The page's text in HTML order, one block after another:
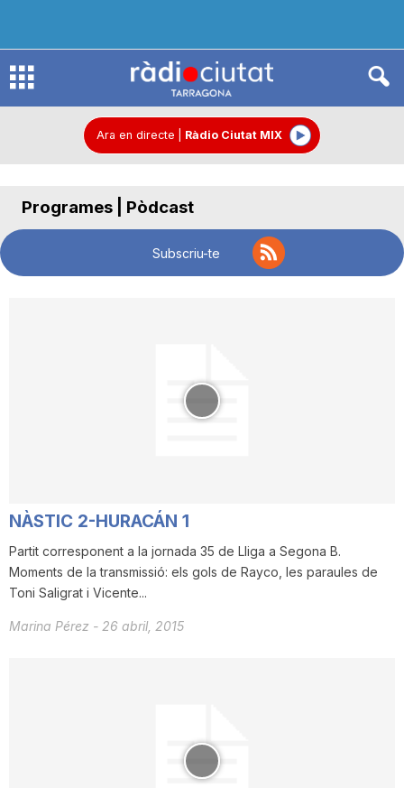
R
a
Ara en directe Ràdio Ciutat MIX
Programes | Pòdcast
Subscriu-te
NÀSTIC 2-HURACÁN 1
Partit corresponent a la jornada 35 de Lliga a Segona B.
Moments de la transmissió: els gols de Rayco, les paraules de
Toni Saligrat i Vicente...
Marina Pérez - 26 abril, 2015